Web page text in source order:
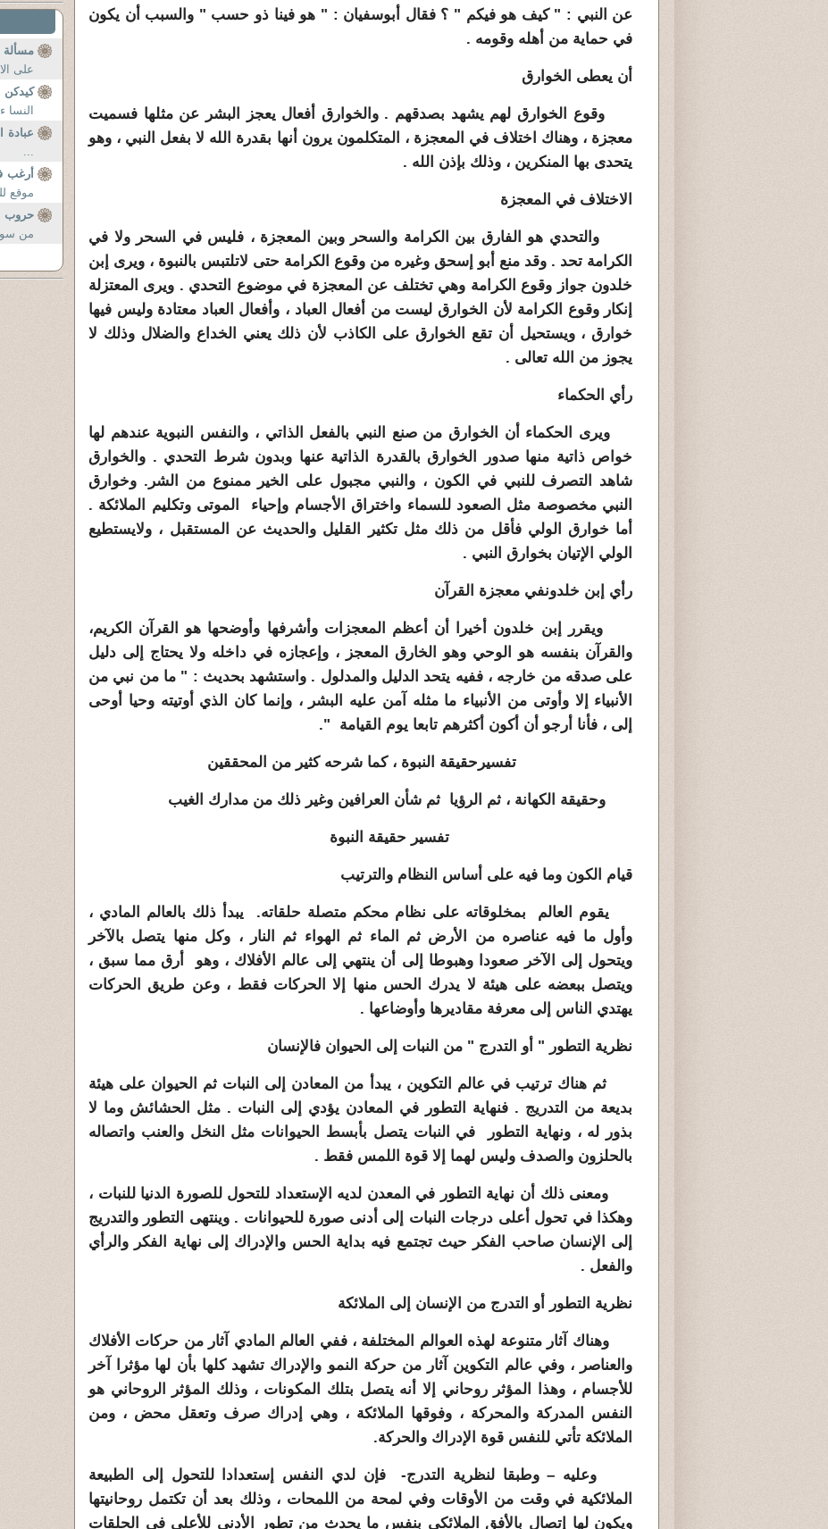
عن النبي : " كيف هو فيكم " ؟ فقال أبوسفيان : " هو فينا ذو حسب " والسبب أن يكون
في حماية من أهله وقومه .
أن يعطى الخوارق
وقوع الخوارق لهم يشهد بصدقهم . والخوارق أفعال يعجز البشر عن مثلها فسميت
معجزة ، وهناك اختلاف في المعجزة ، المتكلمون يرون أنها بقدرة الله لا بفعل النبي ، وهو
يتحدى بها المنكرين ، وذلك بإذن الله .
الاختلاف في المعجزة
والتحدي هو الفارق بين الكرامة والسحر وبين المعجزة ، فليس في السحر ولا في
الكرامة تحد . وقد منع أبو إسحق وغيره من وقوع الكرامة حتى لاتلتبس بالنبوة ، ويرى إبن
خلدون جواز وقوع الكرامة وهي تختلف عن المعجزة في موضوع التحدي . ويرى المعتزلة
إنكار وقوع الكرامة لأن الخوارق ليست من أفعال العباد ، وأفعال العباد معتادة وليس فيها
خوارق ، ويستحيل أن تقع الخوارق على الكاذب لأن ذلك يعني الخداع والضلال وذلك لا
يجوز من الله تعالى .
رأي الحكماء
ويرى الحكماء أن الخوارق من صنع النبي بالفعل الذاتي ، والنفس النبوية عندهم لها
خواص ذاتية منها صدور الخوارق بالقدرة الذاتية عنها وبدون شرط التحدي . والخوارق
شاهد التصرف للنبي في الكون ، والنبي مجبول على الخير ممنوع من الشر. وخوارق
النبي مخصوصة مثل الصعود للسماء واختراق الأجسام وإحياء الموتى وتكليم الملائكة .
أما خوارق الولي فأقل من ذلك مثل تكثير القليل والحديث عن المستقبل ، ولايستطيع
الولي الإتيان بخوارق النبي .
رأي إبن خلدونفي معجزة القرآن
ويقرر إبن خلدون أخيرا أن أعظم المعجزات وأشرفها وأوضحها هو القرآن الكريم،
والقرآن بنفسه هو الوحي وهو الخارق المعجز ، وإعجازه في داخله ولا يحتاج إلى دليل
على صدقه من خارجه ، ففيه يتحد الدليل والمدلول . واستشهد بحديث : " ما من نبي من
الأنبياء إلا وأوتى من الأنبياء ما مثله آمن عليه البشر ، وإنما كان الذي أوتيته وحيا أوحى
إلى ، فأنا أرجو أن أكون أكثرهم تابعا يوم القيامة ".
تفسير حقيقة النبوة ، كما شرحه كثير من المحققين
وحقيقة الكهانة ، ثم الرؤيا ثم شأن العرافين وغير ذلك من مدارك الغيب
تفسير حقيقة النبوة
قيام الكون وما فيه على أساس النظام والترتيب
يقوم العالم بمخلوقاته على نظام محكم متصلة حلقاته. يبدأ ذلك بالعالم المادي ،
وأول ما فيه عناصره من الأرض ثم الماء ثم الهواء ثم النار ، وكل منها يتصل بالآخر
ويتحول إلى الآخر صعودا وهبوطا إلى أن ينتهي إلى عالم الأفلاك ، وهو أرق مما سبق ،
ويتصل ببعضه على هيئة لا يدرك الحس منها إلا الحركات فقط ، وعن طريق الحركات
يهتدي الناس إلى معرفة مقاديرها وأوضاعها .
نظرية التطور " أو التدرج " من النبات إلى الحيوان فالإنسان
ثم هناك ترتيب في عالم التكوين ، يبدأ من المعادن إلى النبات ثم الحيوان على هيئة
بديعة من التدريج . فنهاية التطور في المعادن يؤدي إلى النبات . مثل الحشائش وما لا
بذور له ، ونهاية التطور في النبات يتصل بأبسط الحيوانات مثل النخل والعنب واتصاله
بالحلزون والصدف وليس لهما إلا قوة اللمس فقط .
ومعنى ذلك أن نهاية التطور في المعدن لديه الإستعداد للتحول للصورة الدنيا للنبات ،
وهكذا في تحول أعلى درجات النبات إلى أدنى صورة للحيوانات . وينتهى التطور والتدريج
إلى الإنسان صاحب الفكر حيث تجتمع فيه بداية الحس والإدراك إلى نهاية الفكر والرأي
والفعل .
نظرية التطور أو التدرج من الإنسان إلى الملائكة
وهناك آثار متنوعة لهذه العوالم المختلفة ، ففي العالم المادي آثار من حركات الأفلاك
والعناصر ، وفي عالم التكوين آثار من حركة النمو والإدراك تشهد كلها بأن لها مؤثرا آخر
للأجسام ، وهذا المؤثر روحاني إلا أنه يتصل بتلك المكونات ، وذلك المؤثر الروحاني هو
النفس المدركة والمحركة ، وفوقها الملائكة ، وهي إدراك صرف وتعقل محض ، ومن
الملائكة تأتي للنفس قوة الإدراك والحركة.
وعليه – وطبقا لنظرية التدرج- فإن لدي النفس إستعدادا للتحول إلى الطبيعة
الملائكية في وقت من الأوقات وفي لمحة من اللمحات ، وذلك بعد أن تكتمل روحانيتها
ويكون لها إتصال بالأفق الملائكي بنفس ما يحدث من تطور الأدنى للأعلى في الحلقات
مسألة
على
عبادة
...
أرغب
موقع
حروب
من